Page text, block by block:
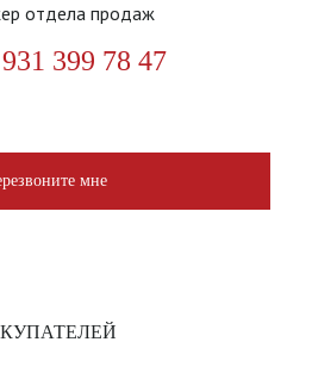
отдела продаж
399 78 47
мне